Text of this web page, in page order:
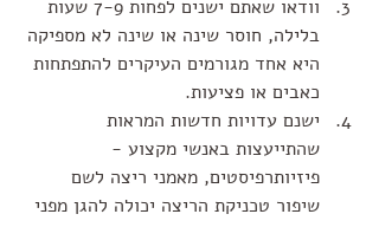
וודאו שאתם ישנים לפחות 7-9 שעות
בלילה, חוסר שינה או שינה לא מספיקה
היא אחד מגורמים העיקרים להתפתחות
כאבים או פציעות.
ישנם עדויות חדשות המראות
שהתייעצות באנשי מקצוע -
פיזיותרפיסטים, מאמני ריצה לשם
שיפור טכניקת הריצה יכולה להגן מפני